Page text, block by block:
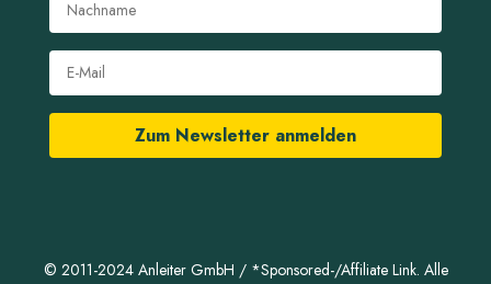
Zum Newsletter anmelden
© 2011-2024 Anleiter GmbH / *Sponsored-/Affiliate Link. Alle